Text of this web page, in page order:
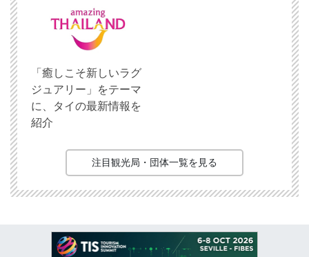
「癒しこそ新しいラグ
ジュアリー」をテーマ
に、タイの最新情報を
紹介
注目観光局・団体一覧を見る